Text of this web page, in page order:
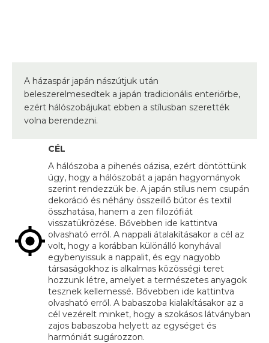
A házaspár japán nászútjuk után
beleszerelmesedtek a japán tradicionális enteriőrbe,
ezért hálószobájukat ebben a stílusban szerették
volna berendezni.
CÉL
A hálószoba a pihenés oázisa, ezért döntöttünk
úgy, hogy a hálószobát a japán hagyományok
szerint rendezzük be. A japán stílus nem csupán
dekoráció és néhány összeillő bútor és textil
összhatása, hanem a zen filozófiát
visszatükrözése. Bővebben ide kattintva
olvasható erről. A nappali átalakításakor a cél az
volt, hogy a korábban különálló konyhával
egybenyissuk a nappalit, és egy nagyobb
társaságokhoz is alkalmas közösségi teret
hozzunk létre, amelyet a természetes anyagok
tesznek kellemessé. Bővebben ide kattintva
olvasható erről. A babaszoba kialakításakor az a
cél vezérelt minket, hogy a szokásos látványban
zajos babaszoba helyett az egységet és
harmóniát sugározzon.